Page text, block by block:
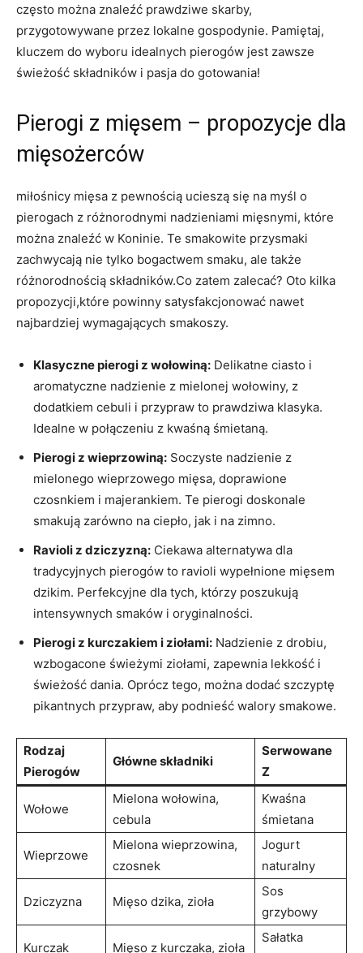
często ⁤można znaleźć prawdziwe skarby,
‌przygotowywane przez lokalne‍ gospodynie. Pamiętaj,
kluczem ⁢do wyboru idealnych pierogów jest zawsze
świeżość składników‌ i pasja do gotowania!
Pierogi z mięsem ‌– propozycje dla
mięsożerców
miłośnicy mięsa z pewnością ucieszą się na myśl o‌
pierogach⁢ z‍ różnorodnymi nadzieniami mięsnymi, które
można znaleźć ⁤w Koninie. ‍Te⁣ smakowite przysmaki
zachwycają nie tylko ‍bogactwem smaku, ale także
różnorodnością składników.Co zatem zalecać? Oto kilka
propozycji,które​ powinny satysfakcjonować nawet⁢
najbardziej wymagających smakoszy.
Klasyczne pierogi z wołowiną: Delikatne ciasto i⁤
aromatyczne nadzienie z mielonej wołowiny, z
dodatkiem cebuli​ i przypraw to prawdziwa klasyka.⁤
Idealne w połączeniu ⁢z kwaśną śmietaną.
Pierogi ​z wieprzowiną: Soczyste⁣ nadzienie z
mielonego wieprzowego mięsa, doprawione
czosnkiem ​i majerankiem. Te pierogi doskonale
‌smakują zarówno na‍ ciepło,‌ jak i na zimno.
Ravioli z dziczyzną: Ciekawa alternatywa dla
tradycyjnych ⁢pierogów to ravioli wypełnione⁤ mięsem​
dzikim. Perfekcyjne dla ⁢tych, ‌którzy poszukują
intensywnych smaków i oryginalności.
Pierogi z kurczakiem i ziołami: Nadzienie⁤ z drobiu,
wzbogacone świeżymi‍ ziołami, zapewnia ⁢lekkość ​i
świeżość ⁣dania. Oprócz tego, można dodać‌ szczyptę
pikantnych przypraw, aby podnieść walory smakowe.
Rodzaj
Pierogów
Główne składniki
Serwowane
Z
Wołowe
Mielona wołowina,
cebula
Kwaśna
śmietana
Wieprzowe
Mielona ‌wieprzowina,
czosnek
Jogurt
naturalny
Dziczyzna Mięso dzika, ‍zioła
Sos
grzybowy
Kurczak Mięso z kurczaka,⁤ zioła
Sałatka